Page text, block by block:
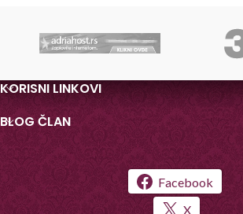
KORISNI LINKOVI
BLOG ČLAN
Facebook
X